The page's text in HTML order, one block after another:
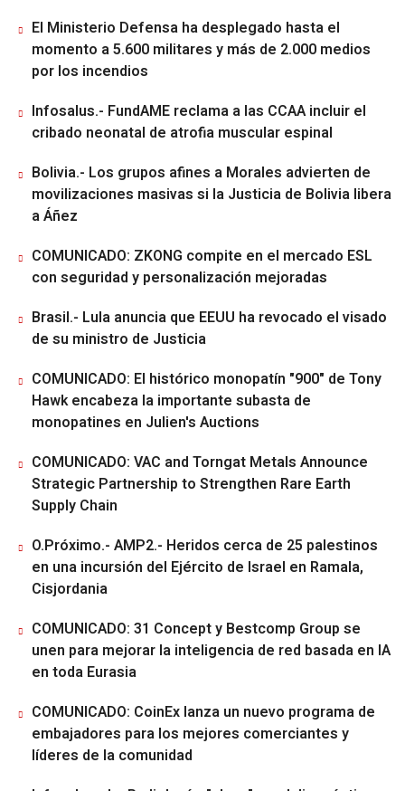
El Ministerio Defensa ha desplegado hasta el
momento a 5.600 militares y más de 2.000 medios
por los incendios
Infosalus.- FundAME reclama a las CCAA incluir el
cribado neonatal de atrofia muscular espinal
Bolivia.- Los grupos afines a Morales advierten de
movilizaciones masivas si la Justicia de Bolivia libera
a Áñez
COMUNICADO: ZKONG compite en el mercado ESL
con seguridad y personalización mejoradas
Brasil.- Lula anuncia que EEUU ha revocado el visado
de su ministro de Justicia
COMUNICADO: El histórico monopatín "900" de Tony
Hawk encabeza la importante subasta de
monopatines en Julien's Auctions
COMUNICADO: VAC and Torngat Metals Announce
Strategic Partnership to Strengthen Rare Earth
Supply Chain
O.Próximo.- AMP2.- Heridos cerca de 25 palestinos
en una incursión del Ejército de Israel en Ramala,
Cisjordania
COMUNICADO: 31 Concept y Bestcomp Group se
unen para mejorar la inteligencia de red basada en IA
en toda Eurasia
COMUNICADO: CoinEx lanza un nuevo programa de
embajadores para los mejores comerciantes y
líderes de la comunidad